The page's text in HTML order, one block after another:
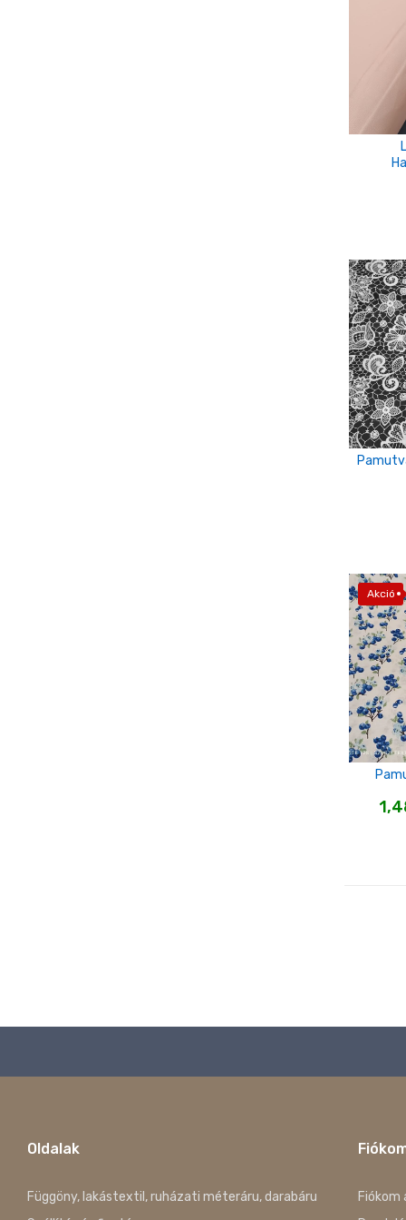
Akció
Oldalak
Függöny, lakástextil, ruházati méteráru, darabáru
Fiókom